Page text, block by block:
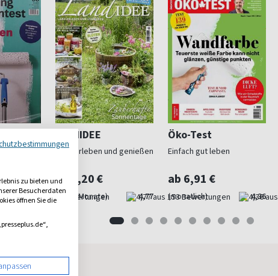
4,14
LandIDEE
Land erleben und genießen
ab 5,20 €
(alle 2 Monate) 4,77
Öko-Test
Einfach gut leben
ab 6,91 €
(monatlich) 4,36
zu bieten und
Besucherdaten
öffnen Sie die